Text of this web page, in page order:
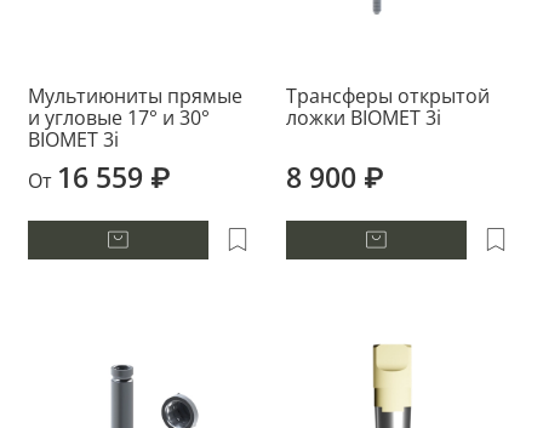
Мультиюниты прямые
и угловые 17° и 30°
BIOMET 3i
От 16 559 ₽
Трансферы открытой
ложки BIOMET 3i
8 900 ₽